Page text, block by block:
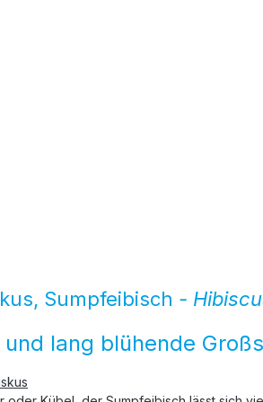
Sumpfeibisch -
lang blühende